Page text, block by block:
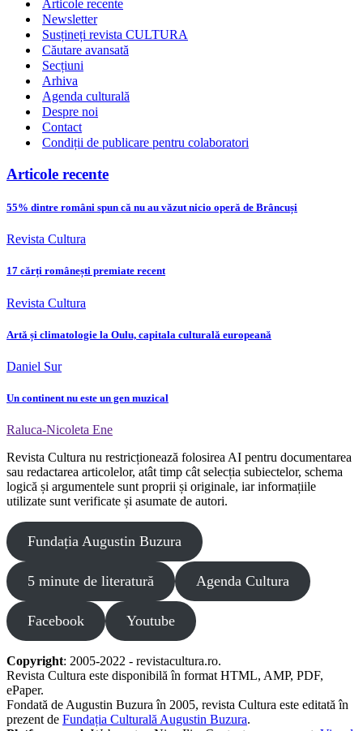
Articole recente
Newsletter
Susțineți revista CULTURA
Căutare avansată
Secțiuni
Arhiva
Agenda culturală
Despre noi
Contact
Condiții de publicare pentru colaboratori
Articole recente
55% dintre români spun că nu au văzut nicio operă de Brâncuși
Revista Cultura
17 cărți românești premiate recent
Revista Cultura
Artă și climatologie la Oulu, capitala culturală europeană
Daniel Sur
Un continent nu este un gen muzical
Raluca-Nicoleta Ene
Revista Cultura nu restricționează folosirea AI pentru documentarea
sau redactarea articolelor, atât timp cât selecția subiectelor, schema
logică și argumentele sunt proprii și originale, iar informațiile
utilizate sunt verificate și asumate de autori.
Fundația Augustin Buzura
5 minute de literatură Agenda Cultura
Facebook Youtube
Copyright: 2005-2022 - revistacultura.ro.
Revista Cultura este disponibilă în format HTML, AMP, PDF,
ePaper.
Fondată de Augustin Buzura în 2005, revista Cultura este editată în
prezent de Fundația Culturală Augustin Buzura.